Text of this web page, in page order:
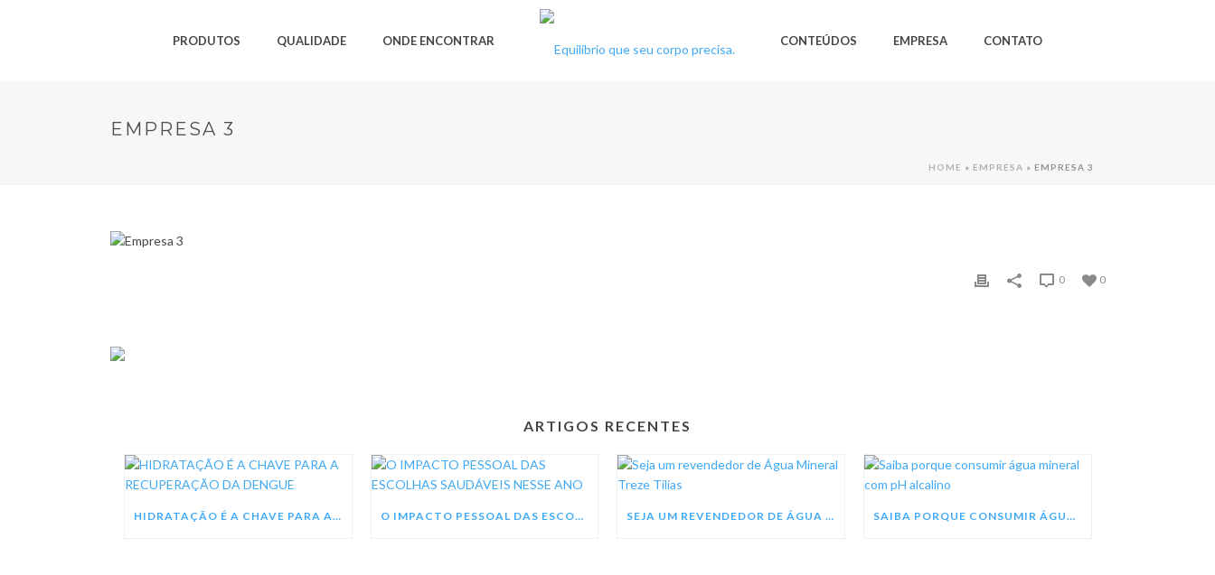
PRODUTOS QUALIDADE ONDE ENCONTRAR CONTEÚDOS EMPRESA CONTATO
EMPRESA 3
HOME » EMPRESA » EMPRESA 3
0
0
ARTIGOS RECENTES
HIDRATAÇÃO É A CHAVE PARA A RECUPERAÇÃO DA DENGUE O IMPACTO PESSOAL DAS ESCOLHAS SAUDÁVEIS NESSE ANO SEJA UM REVENDEDOR DE ÁGUA MINERAL TREZE TÍLIAS SAIBA PORQUE CONSUMIR ÁGUA MINERAL COM PH ALCALINO